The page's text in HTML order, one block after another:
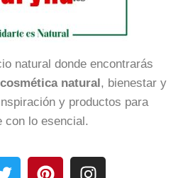
natural donde encontrarás
cosmética natural, bienestar y
y productos para
con lo esencial.